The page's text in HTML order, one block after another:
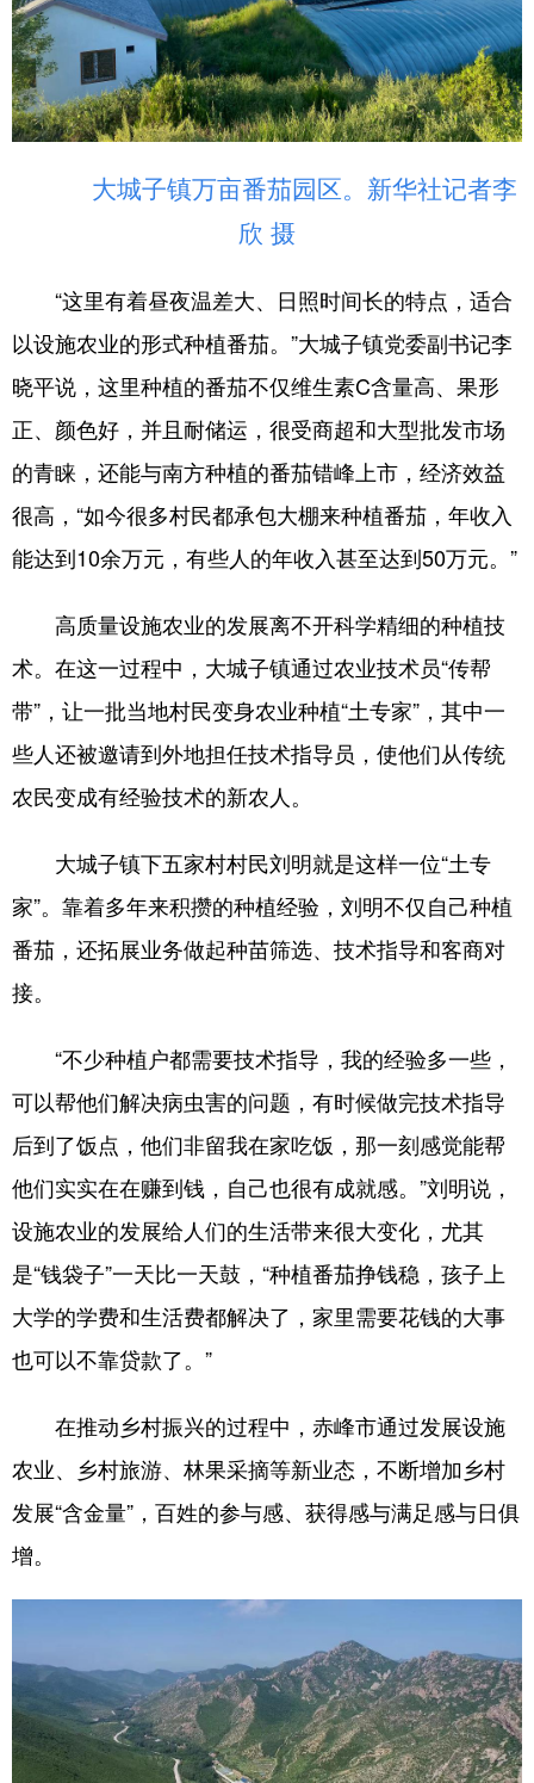
天津 河北 山西
辽宁 吉林 上海 江苏
浙江 安徽 福建 江西
山东 河南 湖北 湖南
四川 贵州 云南
陕西 甘肃 青海 宁夏
新疆 内蒙古 黑龙江
多语种频道
English Español Français عربى
Deutsch Português
大城子镇万亩番茄园区。新华社记者李
欣 摄
“这里有着昼夜温差大、日照时间长的特点，适合
以设施农业的形式种植番茄。”大城子镇党委副书记李
晓平说，这里种植的番茄不仅维生素C含量高、果形
正、颜色好，并且耐储运，很受商超和大型批发市场
的青睐，还能与南方种植的番茄错峰上市，经济效益
很高，“如今很多村民都承包大棚来种植番茄，年收入
能达到10余万元，有些人的年收入甚至达到50万元。”
高质量设施农业的发展离不开科学精细的种植技
术。在这一过程中，大城子镇通过农业技术员“传帮
带”，让一批当地村民变身农业种植“土专家”，其中一
些人还被邀请到外地担任技术指导员，使他们从传统
农民变成有经验技术的新农人。
大城子镇下五家村村民刘明就是这样一位“土专
家”。靠着多年来积攒的种植经验，刘明不仅自己种植
番茄，还拓展业务做起种苗筛选、技术指导和客商对
接。
“不少种植户都需要技术指导，我的经验多一些，
可以帮他们解决病虫害的问题，有时候做完技术指导
后到了饭点，他们非留我在家吃饭，那一刻感觉能帮
他们实实在在赚到钱，自己也很有成就感。”刘明说，
设施农业的发展给人们的生活带来很大变化，尤其
是“钱袋子”一天比一天鼓，“种植番茄挣钱稳，孩子上
大学的学费和生活费都解决了，家里需要花钱的大事
也可以不靠贷款了。”
在推动乡村振兴的过程中，赤峰市通过发展设施
农业、乡村旅游、林果采摘等新业态，不断增加乡村
发展“含金量”，百姓的参与感、获得感与满足感与日俱
增。